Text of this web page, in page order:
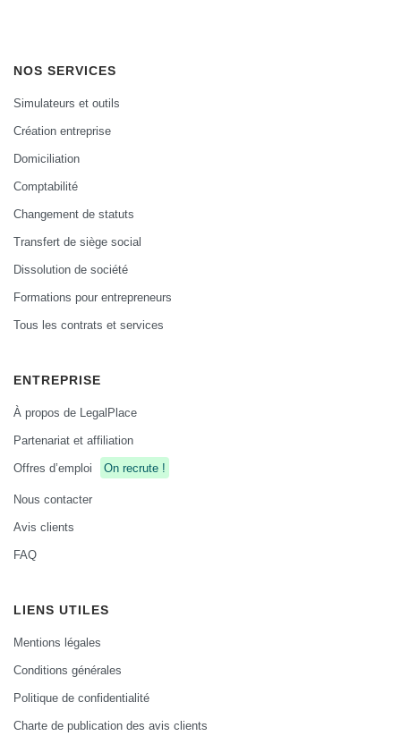
NOS SERVICES
Simulateurs et outils
Création entreprise
Domiciliation
Comptabilité
Changement de statuts
Transfert de siège social
Dissolution de société
Formations pour entrepreneurs
Tous les contrats et services
ENTREPRISE
À propos de LegalPlace
Partenariat et affiliation
Offres d’emploi
On recrute !
Nous contacter
Avis clients
FAQ
LIENS UTILES
Mentions légales
Conditions générales
Politique de confidentialité
Charte de publication des avis clients